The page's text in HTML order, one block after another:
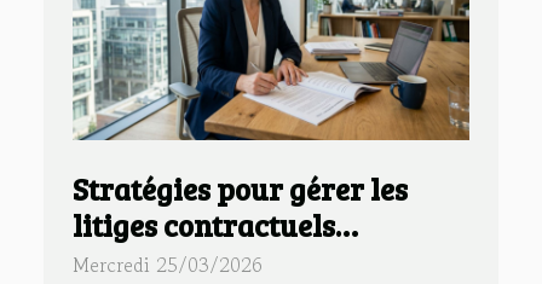
Stratégies pour gérer les
litiges contractuels
efficacement
Mercredi 25/03/2026